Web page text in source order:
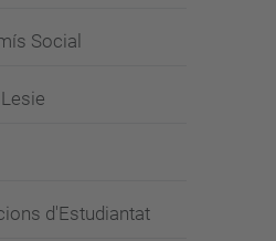
Social
d'Estudiantat